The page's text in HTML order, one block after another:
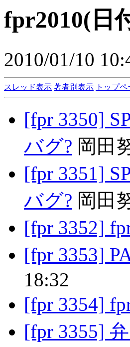
fpr2010(日
2010/01/10
スレッド表示 著者別表示 トップペ
[fpr 3350]
バグ? 岡田
[fpr 3351]
バグ? 岡田
[fpr 3352]
[fpr 3353]
18:32
[fpr 3354]
[fpr 3355]